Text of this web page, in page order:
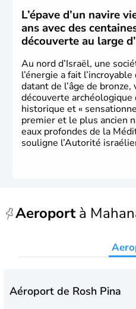
L’épave d’un navire
ans avec des
découverte au large
Au nord d’Israël, une
l’énergie a fait
datant de l’âge de
découverte archéologique
historique et «
premier et le plus ancien
eaux profondes de la
souligne l’Autorité
Aeroportà
Aéroport de Rosh Pina